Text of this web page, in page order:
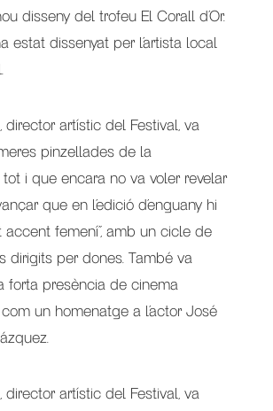
disseny del trofeu El Corall d’Or.
estat dissenyat per l’artista local
director artístic del Festival, va
pinzellades de la
tot i que encara no va voler revelar
que en l’edició d’enguany hi
accent femení”, amb un cicle de
dirigits per dones. També va
forta presència de cinema
com un homenatge a l’actor José
director artístic del Festival, va